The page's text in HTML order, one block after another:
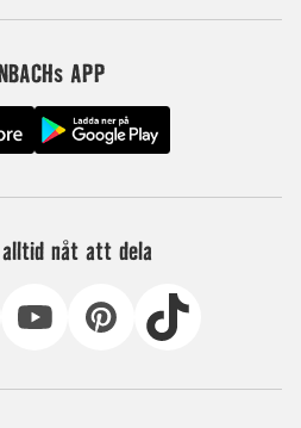
APP
nåt att dela